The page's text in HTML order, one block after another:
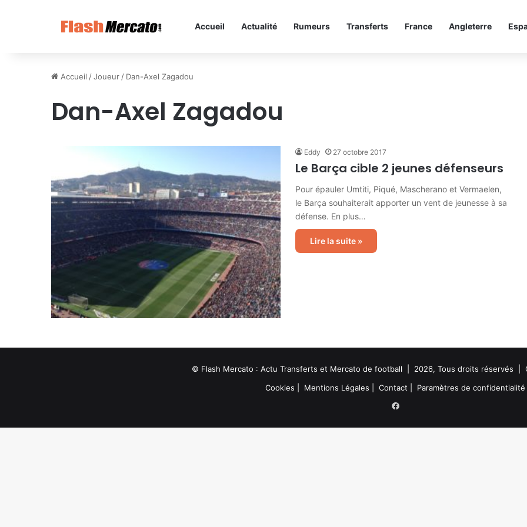
Accueil Actualité Rumeurs Transferts France Angleterre
Accueil /Joueur / Dan-Axel Zagadou
Dan-Axel Zagadou
Eddy 27 octobre 2017
Le Barça cible 2 jeunes défenseurs
Pour épauler Umtiti, Piqué, Mascherano et Vermaelen,
le Barça souhaiterait apporter un vent de jeunesse à sa
défense. En plus…
Lire la suite »
© Flash Mercato : Actu Transferts et Mercato de football | 2026, Tous droits réservés |
Cookies
Mentions Légales Contact
Paramètres de confidentialité
Facebook